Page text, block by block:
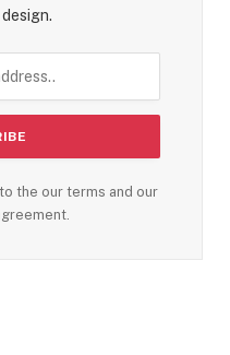
the our terms and our